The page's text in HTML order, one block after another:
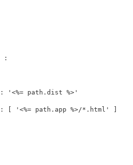
:
: '<%= path.dist %>'
: '<%= path.app %>/*.html'